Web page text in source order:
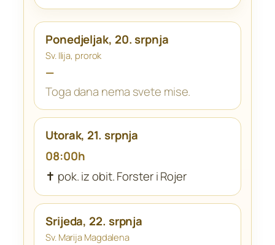
Ponedjeljak, 20. srpnja
Sv. Ilija, prorok
—
Toga dana nema svete mise.
Utorak, 21. srpnja
08:00h
✝ pok. iz obit. Forster i Rojer
Srijeda, 22. srpnja
Sv. Marija Magdalena